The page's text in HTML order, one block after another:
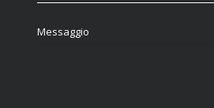
Messaggio